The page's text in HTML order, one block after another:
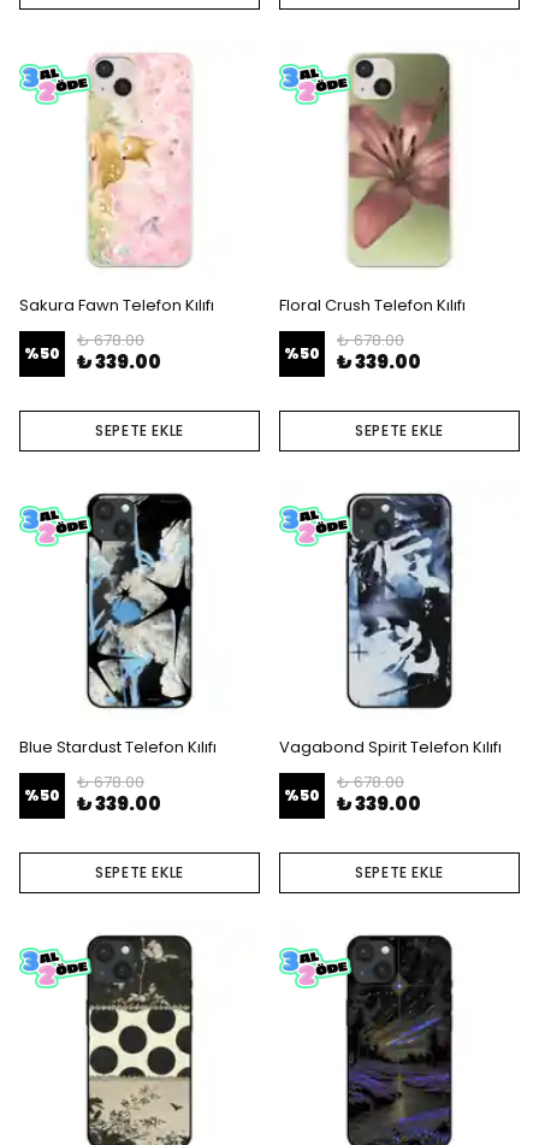
Sakura Fawn Telefon Kılıfı
%50
₺ 678.00
₺ 339.00
SEPETE EKLE
Floral Crush Telefon Kılıfı
%50
₺ 678.00
₺ 339.00
SEPETE EKLE
Blue Stardust Telefon Kılıfı
%50
₺ 678.00
₺ 339.00
SEPETE EKLE
Vagabond Spirit Telefon Kılıfı
%50
₺ 678.00
₺ 339.00
SEPETE EKLE